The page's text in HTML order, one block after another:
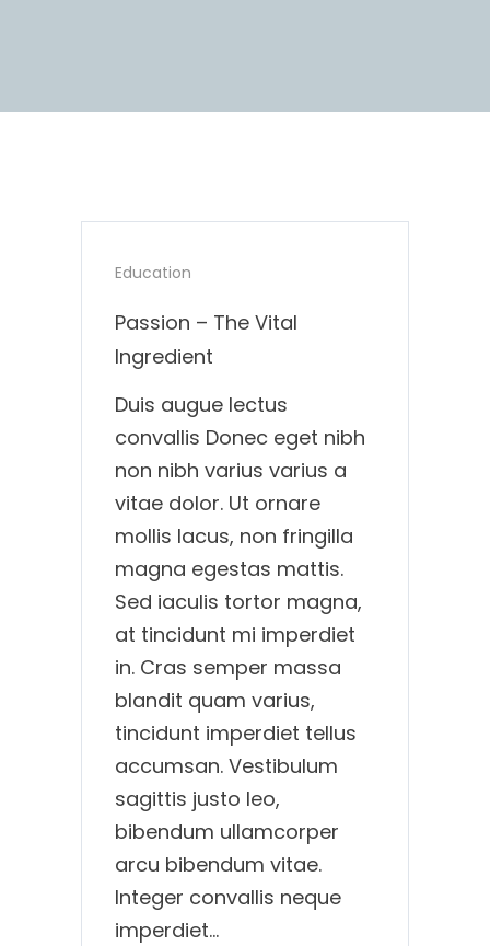
Education
Passion – The Vital
Ingredient
Duis augue lectus
convallis Donec eget nibh
non nibh varius varius a
vitae dolor. Ut ornare
mollis lacus, non fringilla
magna egestas mattis.
Sed iaculis tortor magna,
at tincidunt mi imperdiet
in. Cras semper massa
blandit quam varius,
tincidunt imperdiet tellus
accumsan. Vestibulum
sagittis justo leo,
bibendum ullamcorper
arcu bibendum vitae.
Integer convallis neque
imperdiet…